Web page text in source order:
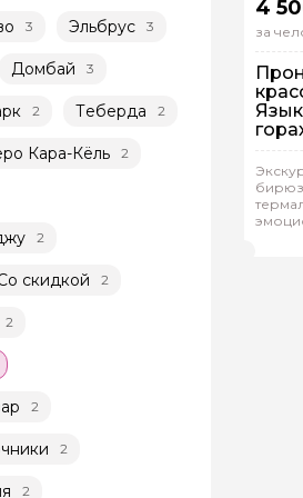
3 Эльбрус 3
Домбай 3
2 Теберда 2
Кара-Кёль 2
2
скидкой 2
2
2
2
2
4
за